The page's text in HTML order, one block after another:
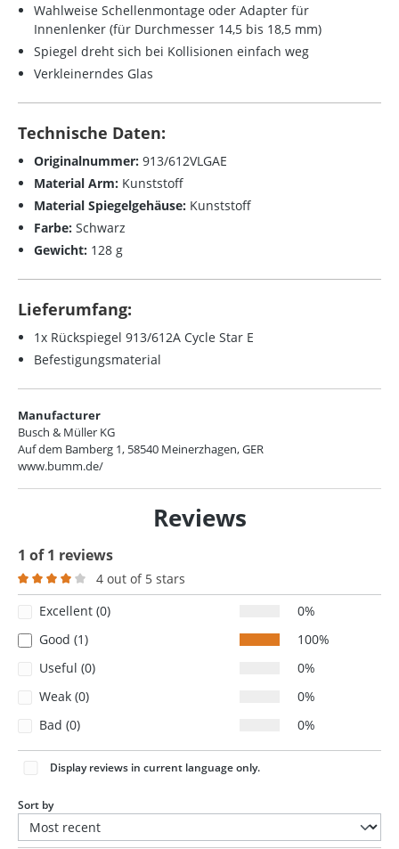
Wahlweise Schellenmontage oder Adapter für
Innenlenker (für Durchmesser 14,5 bis 18,5 mm)
Spiegel dreht sich bei Kollisionen einfach weg
Verkleinerndes Glas
Technische Daten:
Originalnummer: 913/612VLGAE
Material Arm: Kunststoff
Material Spiegelgehäuse: Kunststoff
Farbe: Schwarz
Gewicht: 128 g
Lieferumfang:
1x Rückspiegel 913/612A Cycle Star E
Befestigungsmaterial
Manufacturer
Busch & Müller KG
Auf dem Bamberg 1, 58540 Meinerzhagen, GER
www.bumm.de/
Reviews
1 of 1 reviews
Average rating of 4 out of 5 stars
4 out of 5 stars
Excellent (0)
0%
Good (1)
100%
Useful (0)
0%
Weak (0)
0%
Bad (0)
0%
Display reviews in current language only.
Sort by